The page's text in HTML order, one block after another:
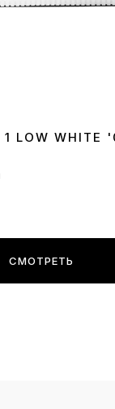
444546
1 LOW WHITE
СМОТРЕТЬ